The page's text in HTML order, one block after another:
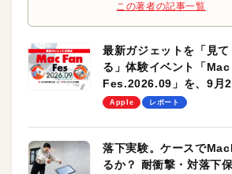
この著者の記事一覧
最新ガジェットを「見
る」体験イベント「
Fes.2026.09」を、9月
します！
Apple レポート
落下実験。ケースで
るか？ 耐衝撃・対落下